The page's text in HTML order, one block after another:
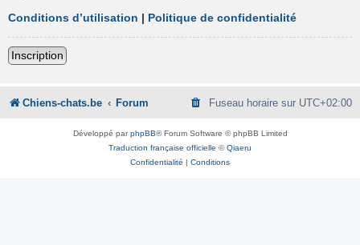
Conditions d’utilisation | Politique de confidentialité
Inscription
Chiens-chats.be Forum Fuseau horaire sur UTC+02:00
Développé parphpBB® Forum Software © phpBB Limited
Traduction française officielle ©Qiaeru
Confidentialité | Conditions